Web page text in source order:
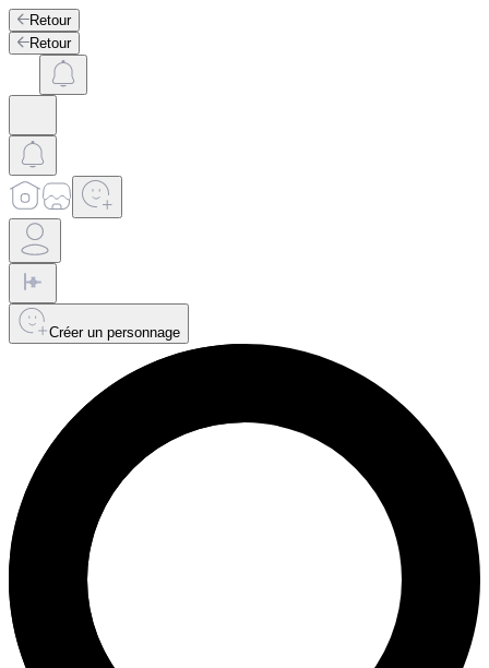
Retour
Retour
Créer un personnage